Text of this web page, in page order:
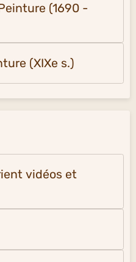
(1690 -
(XIXe s.)
vidéos et